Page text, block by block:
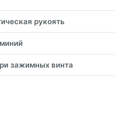
рукоять
зажимных винта